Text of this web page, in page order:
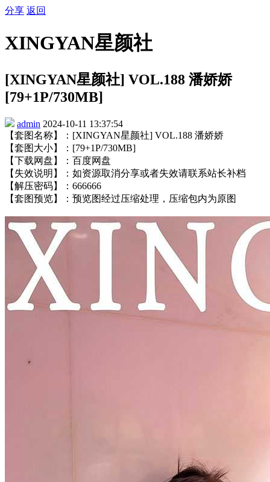
分享 返回
XINGYAN星颜社
[XINGYAN星颜社] VOL.188 潘娇娇
[79+1P/730MB]
admin 2024-10-11 13:37:54
【套图名称】：[XINGYAN星颜社] VOL.188 潘娇娇
【套图大小】：[79+1P/730MB]
【下载网盘】：百度网盘
【失效说明】：如资源取消分享或者失效请联系站长补档
【解压密码】：666666
【套图预览】：预览图经过压缩处理，压缩包内为原图